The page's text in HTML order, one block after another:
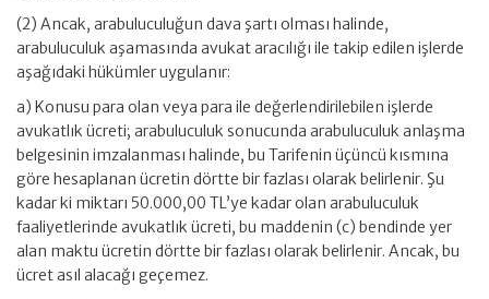
(2) Ancak, arabuluculuğun dava şartı olması halinde,
arabuluculuk aşamasında avukat aracılığı ile takip edilen işlerde
aşağıdaki hükümler uygulanır:
a) Konusu para olan veya para ile değerlendirilebilen işlerde
avukatlık ücreti; arabuluculuk sonucunda arabuluculuk anlaşma
belgesinin imzalanması halinde, bu Tarifenin üçüncü kısmına
göre hesaplanan ücretin dörtte bir fazlası olarak belirlenir. Şu
kadar ki miktarı 50.000,00 TL’ye kadar olan arabuluculuk
faaliyetlerinde avukatlık ücreti, bu maddenin (c) bendinde yer
alan maktu ücretin dörtte bir fazlası olarak belirlenir. Ancak, bu
ücret asıl alacağı geçemez.